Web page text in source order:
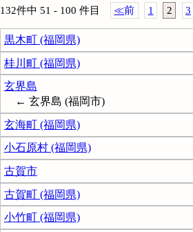
132件中 51 - 100 件目 ≪前 1 2 3
黒木町 (福岡県)
桂川町 (福岡県)
玄界島
← 玄界島 (福岡市)
玄海町 (福岡県)
小石原村 (福岡県)
古賀市
古賀町 (福岡県)
小竹町 (福岡県)